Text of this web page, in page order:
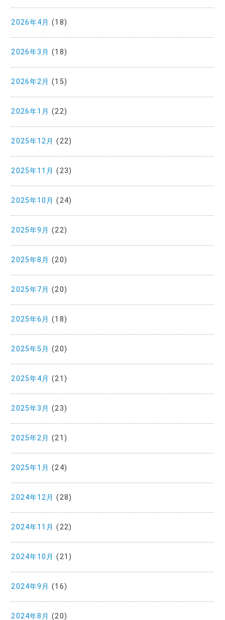
2026年4月 (18)
2026年3月 (18)
2026年2月 (15)
2026年1月 (22)
2025年12月 (22)
2025年11月 (23)
2025年10月 (24)
2025年9月 (22)
2025年8月 (20)
2025年7月 (20)
2025年6月 (18)
2025年5月 (20)
2025年4月 (21)
2025年3月 (23)
2025年2月 (21)
2025年1月 (24)
2024年12月 (28)
2024年11月 (22)
2024年10月 (21)
2024年9月 (16)
2024年8月 (20)